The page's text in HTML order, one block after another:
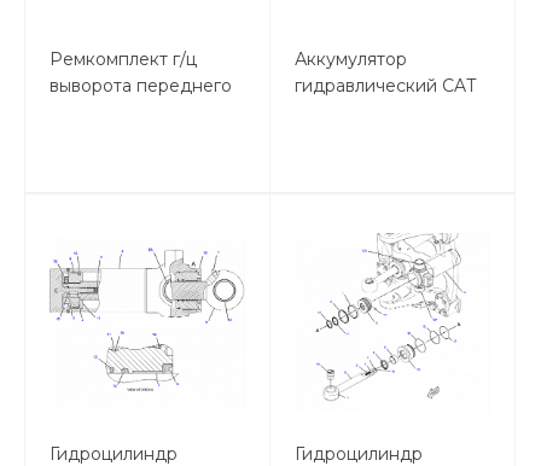
Ремкомплект г/ц
выворота переднего
Аккумулятор
гидравлический CAT
Гидроцилиндр
Гидроцилиндр